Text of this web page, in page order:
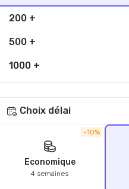
200 +
500 +
1000 +
Choix délai
-10%
Economique
4 semaines